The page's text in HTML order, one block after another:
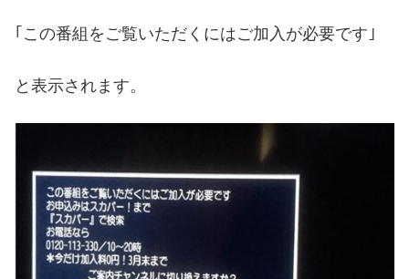
｢この番組をご覧いただくにはご加入が必要です｣
と表示されます。